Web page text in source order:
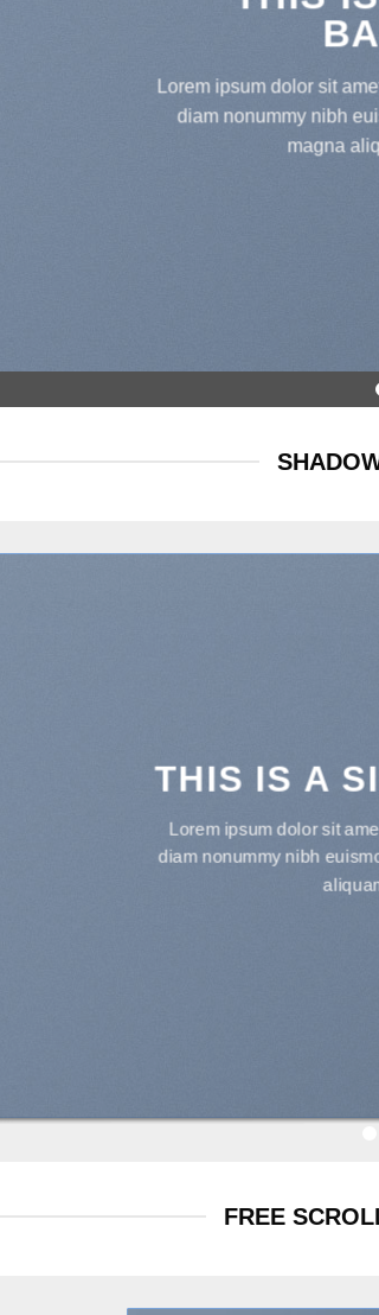
Lorem ipsum dolor sit
diam nonummy nibh
magna
THIS IS A
Lorem ipsum dolor sit
diam nonummy nibh
FREE